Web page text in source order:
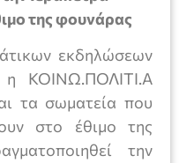
της φουνάρας
εκδηλώσεων
η ΚΟΙΝΩ.ΠΟΛΙΤΙ.Α
τα σωματεία που
στο έθιμο της
την